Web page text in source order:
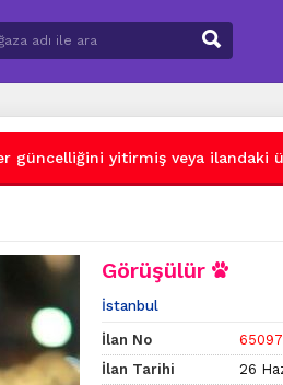
güncelliğini yitirmiş veya ilandaki
Görüşülür
İstanbul
İlan No
65097
İlan Tarihi
26